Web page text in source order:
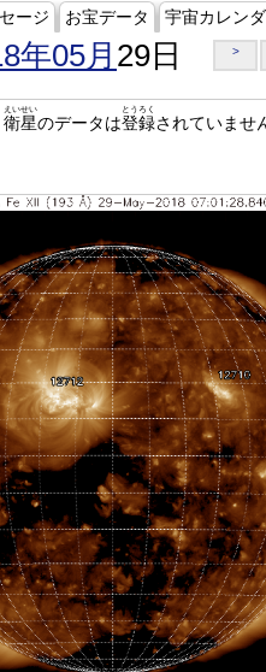
ージ お宝データ 宇宙カレン
年05月 29日 >
衛星
えいせい
のデータは登録
とうろく
されていませ